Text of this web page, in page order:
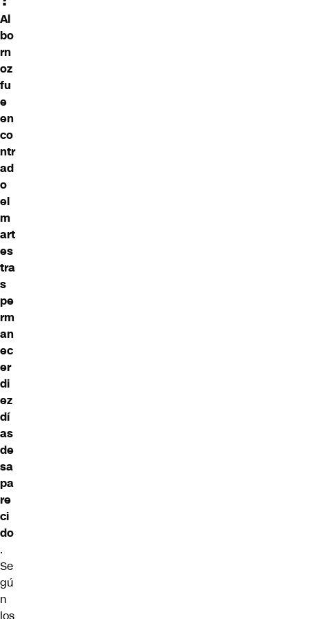
Al
bo
rn
oz
fu
e
en
co
ntr
ad
o
el
m
art
es
tra
s
pe
rm
an
ec
er
di
ez
dí
as
de
sa
pa
re
ci
do
.
Se
gú
n
los